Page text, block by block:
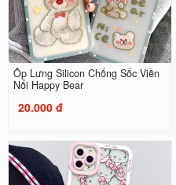
Ốp Lưng Silicon Chống Sốc Viền
Nổi Happy Bear
20.000 đ